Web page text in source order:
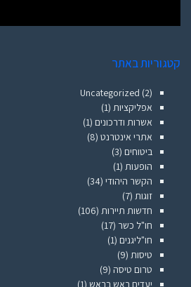
קטגוריות באתר
Uncategorized (2)
אפליקציות (1)
אשרות ודרכונים (1)
אתרי אינטרנט (8)
ביטוחים (3)
הופעות (1)
הקשר היהודי (34)
זוגות (7)
חדשות תיירות (106)
חו"ל כשר (17)
חו"ליגנים (1)
טיסות (9)
טרום טיסה (9)
יעדים ראש בראש (1)